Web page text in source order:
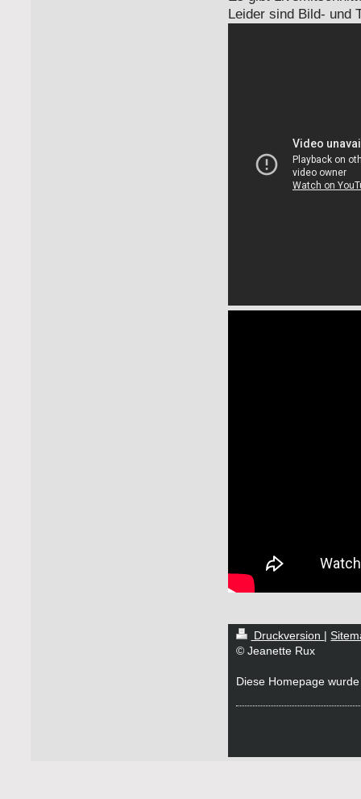
Leider sind Bild- und
Druckversion |
© Jeanette Rux
Diese Homepage